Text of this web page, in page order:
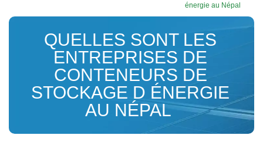
énergie au Népal
QUELLES SONT LES
ENTREPRISES DE
CONTENEURS DE
STOCKAGE D ÉNERGIE
AU NÉPAL